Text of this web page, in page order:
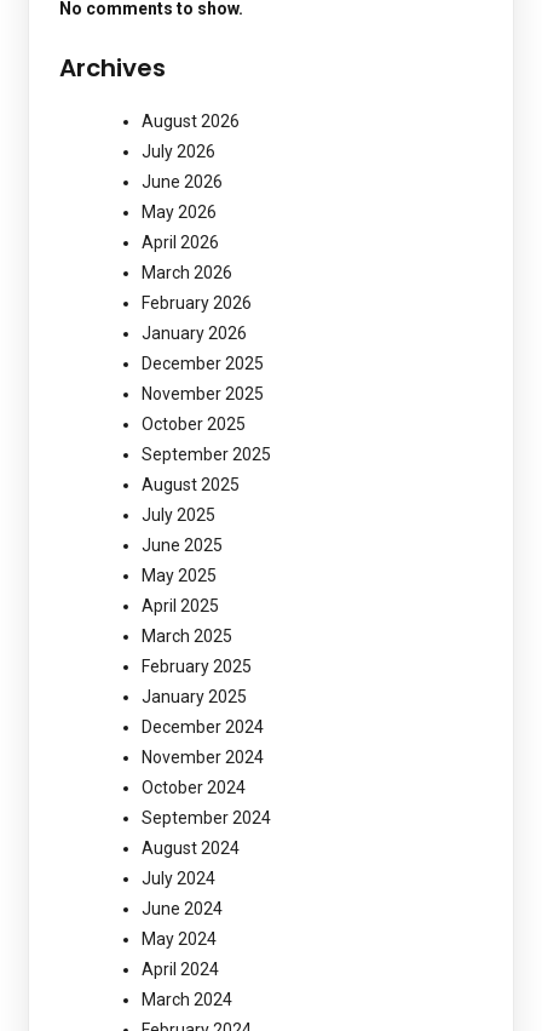
No comments to show.
Archives
August 2026
July 2026
June 2026
May 2026
April 2026
March 2026
February 2026
January 2026
December 2025
November 2025
October 2025
September 2025
August 2025
July 2025
June 2025
May 2025
April 2025
March 2025
February 2025
January 2025
December 2024
November 2024
October 2024
September 2024
August 2024
July 2024
June 2024
May 2024
April 2024
March 2024